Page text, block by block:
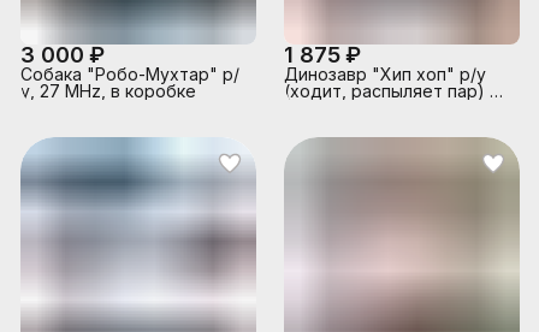
3 000 ₽
Собака "Робо-Мухтар" р/
у, 27 MHz, в коробке
1 875 ₽
Динозавр "Хип хоп" р/у
(ходит, распыляет пар) в